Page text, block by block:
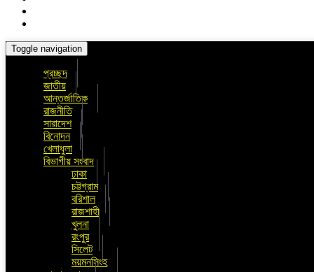
Toggle navigation
প্রচ্ছদ
জাতীয়
আন্তর্জাতিক
রাজনীতি
সারাদেশ
বিনোদন
খেলাধুলা
বিভাগীয় সংবাদ
ঢাকা
চট্টগ্রাম
বরিশাল
রাজশাহী
খুলনা
রংপুর
সিলেট
ময়মনসিংহ